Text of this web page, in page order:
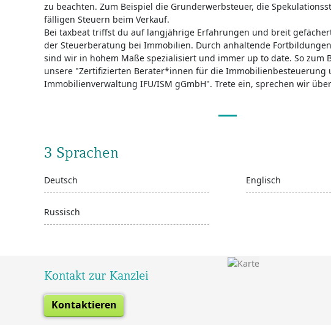
zu beachten. Zum Beispiel die Grunderwerbsteuer, die
fälligen Steuern beim Verkauf.
Bei taxbeat triffst du auf langjährige Erfahrungen und breit
der Steuerberatung bei Immobilien. Durch anhaltende
sind wir in hohem Maße spezialisiert und immer up to date. So zum
unsere "Zertifizierten Berater*innen für die Immobilienbesteuerung
Immobilienverwaltung IFU/ISM gGmbH". Trete ein, sprechen wir
3 Sprachen
Deutsch Englisch
Russisch
Kontakt zur Kanzlei
Kontaktieren